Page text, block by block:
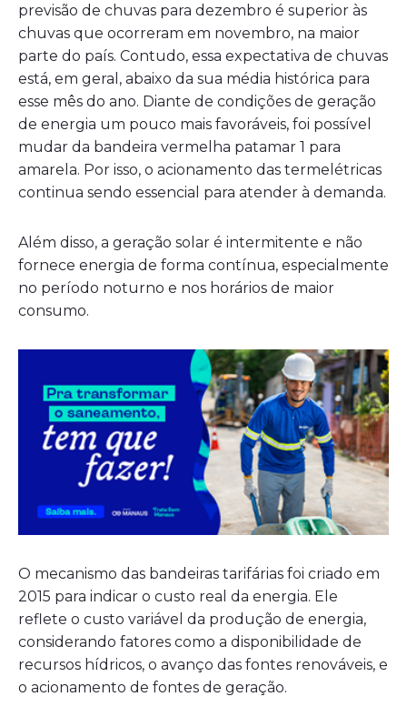
previsão de chuvas para dezembro é superior às
chuvas que ocorreram em novembro, na maior
parte do país. Contudo, essa expectativa de chuvas
está, em geral, abaixo da sua média histórica para
esse mês do ano. Diante de condições de geração
de energia um pouco mais favoráveis, foi possível
mudar da bandeira vermelha patamar 1 para
amarela. Por isso, o acionamento das termelétricas
continua sendo essencial para atender à demanda.
Além disso, a geração solar é intermitente e não
fornece energia de forma contínua, especialmente
no período noturno e nos horários de maior
consumo.
O mecanismo das bandeiras tarifárias foi criado em
2015 para indicar o custo real da energia. Ele
reflete o custo variável da produção de energia,
considerando fatores como a disponibilidade de
recursos hídricos, o avanço das fontes renováveis, e
o acionamento de fontes de geração.